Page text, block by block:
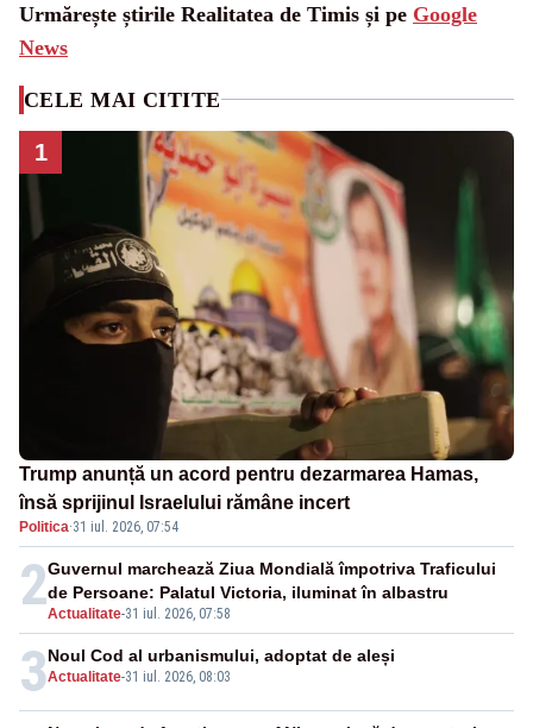
Urmărește știrile Realitatea de Timis și pe Google
News
CELE MAI CITITE
1
Trump anunță un acord pentru dezarmarea Hamas,
însă sprijinul Israelului rămâne incert
Politica·31 iul. 2026, 07:54
2Actualitate-31 iul. 2026, 07:58
Guvernul marchează Ziua Mondială împotriva Traficului
de Persoane: Palatul Victoria, iluminat în albastru
3Actualitate-31 iul. 2026, 08:03
Noul Cod al urbanismului, adoptat de aleși